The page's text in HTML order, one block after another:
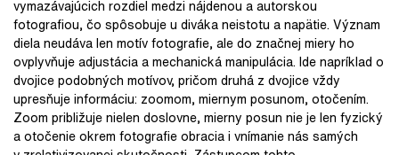
vymazávajúcich rozdiel medzi nájdenou a autorskou
fotografiou, čo spôsobuje u diváka neistotu a napätie. Význam
diela neudáva len motív fotografie, ale do značnej miery ho
ovplyvňuje adjustácia a mechanická manipulácia. Ide napríklad o
dvojice podobných motívov, pričom druhá z dvojice vždy
upresňuje informáciu: zoomom, miernym posunom, otočením.
Zoom približuje nielen doslovne, mierny posun nie je len fyzický
a otočenie okrem fotografie obracia i vnímanie nás samých